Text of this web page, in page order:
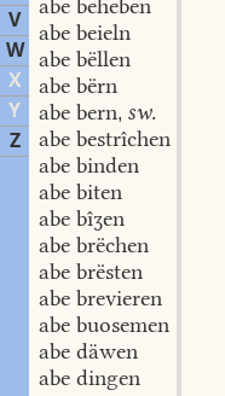
V
W
X
Y
Z
abe beheben
abe beieln
abe bëllen
abe bërn
abe bern, sw.
abe bestrîchen
abe binden
abe biten
abe bîʒen
abe brëchen
abe brësten
abe brevieren
abe buosemen
abe däwen
abe dingen